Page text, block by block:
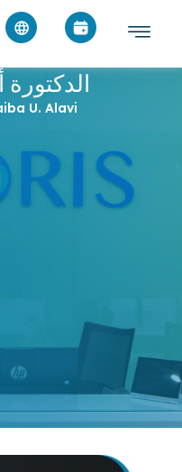
الدكتورة
U. Alavi